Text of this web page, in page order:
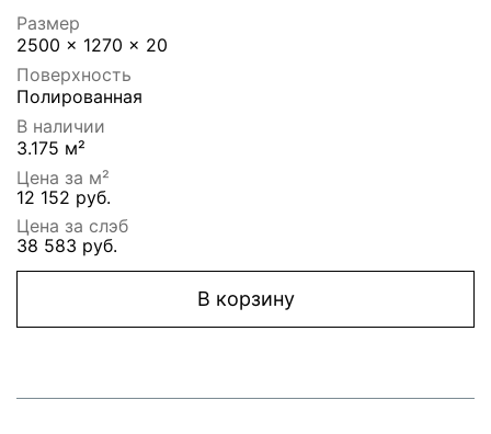
Размер
2500 x 1270 x 20
Поверхность
Полированная
В наличии
3.175 м²
Цена за м²
12 152 руб.
Цена за слэб
38 583 руб.
В корзину